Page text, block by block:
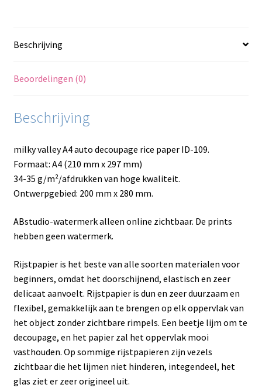
Beschrijving
Beoordelingen (0)
Beschrijving
milky valley A4 auto decoupage rice paper ID-109.
Formaat: A4 (210 mm x 297 mm)
34-35 g/m²/afdrukken van hoge kwaliteit.
Ontwerpgebied: 200 mm x 280 mm.
ABstudio-watermerk alleen online zichtbaar. De prints
hebben geen watermerk.
Rijstpapier is het beste van alle soorten materialen voor
beginners, omdat het doorschijnend, elastisch en zeer
delicaat aanvoelt. Rijstpapier is dun en zeer duurzaam en
flexibel, gemakkelijk aan te brengen op elk oppervlak van
het object zonder zichtbare rimpels. Een beetje lijm om te
decoupage, en het papier zal het oppervlak mooi
vasthouden. Op sommige rijstpapieren zijn vezels
zichtbaar die het lijmen niet hinderen, integendeel, het
glas ziet er zeer origineel uit.